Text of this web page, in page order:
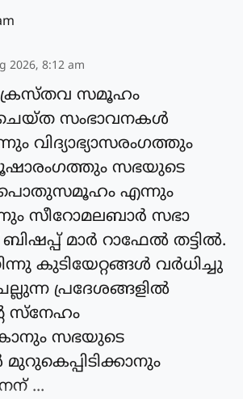
2026, 8:12 am
സമൂഹം
സംഭാവനകൾ
വിദ്യാഭ്യാസരംഗത്തും
സഭയുടെ
എന്നും
സീറോമലബാർ സഭാ
മാർ റാഫേൽ തട്ടിൽ.
കുടിയേറ്റങ്ങൾ വർധിച്ചു
പ്രദേശങ്ങളിൽ
സ്നേഹം
സഭയുടെ
മുറുകെപ്പിടിക്കാനും
...